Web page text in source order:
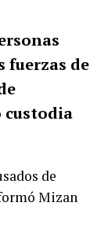
fuerzas de
custodia
de
Mizan